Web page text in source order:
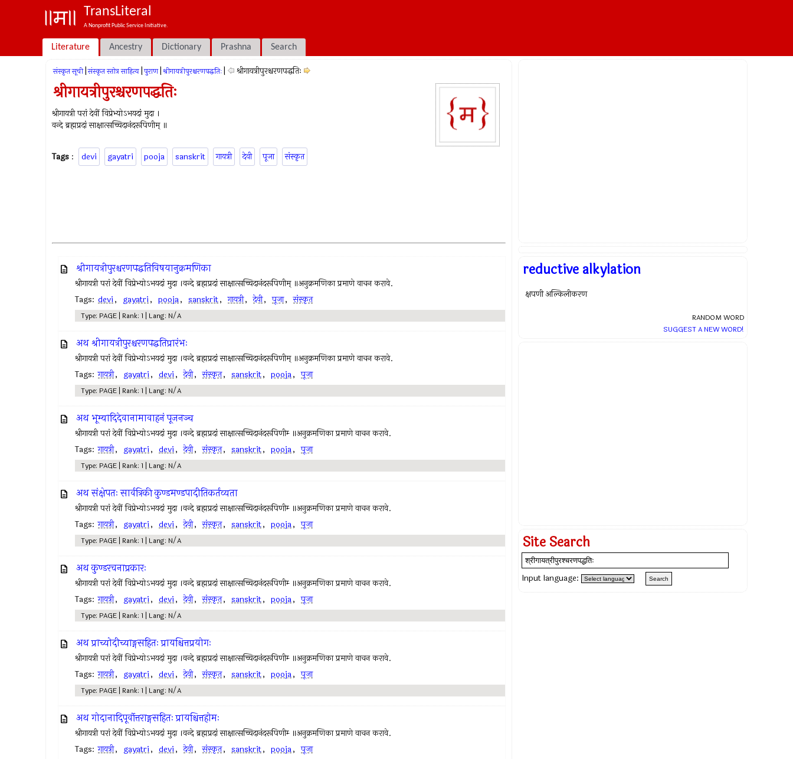
TransLiteral
A Nonprofit Public Service Initiative.
Literature Ancestry Dictionary Prashna Search
संस्कृत सूची संस्कृत स्तोत्र साहित्य पुराण श्रीगायत्रीपुरश्चरणपद्धतिः श्रीगायत्रीपुरश्चरणपद्धतिः
श्रीगायत्रीपुरश्चरणपद्धतिः
श्रीगायत्री परां देवीं विप्रेभ्योऽभयदां मुदा ।
वन्दे ब्रह्मप्रदां साक्षात्सच्चिदानंदरूपिणीम् ॥
Tags : devi gayatri pooja sanskrit गायत्री देवी पूजा संस्कृत
श्रीगायत्रीपुरश्चरणपद्धतिविषयानुक्रमणिका
श्रीगायत्री परां देवीं विप्रेभ्योऽभयदां मुदा ।वन्दे ब्रह्मप्रदां साक्षात्सच्चिदानंदरूपिणीम् ॥अनुक्रमणिका प्रमाणे वाचन करावे.
Tags: devi, gayatri, pooja, sanskrit, गायत्री, देवी, पूजा, संस्कृत
Type: PAGE | Rank: 1 | Lang: N/A
अथ श्रीगायत्रीपुरश्चरणपद्धतिप्रारंभः
श्रीगायत्री परां देवीं विप्रेभ्योऽभयदां मुदा ।वन्दे ब्रह्मप्रदां साक्षात्सच्चिदानंदरूपिणीम् ॥अनुक्रमणिका प्रमाणे वाचन करावे.
Tags: गायत्री, gayatri, devi, देवी, संस्कृत, sanskrit, pooja, पूजा
Type: PAGE | Rank: 1 | Lang: N/A
अथ भूम्यादिदेवानामावाहनं पूजनञ्च
श्रीगायत्री परां देवीं विप्रेभ्योऽभयदां मुदा ।वन्दे ब्रह्मप्रदां साक्षात्सच्चिदानंदरूपिणीम्‍ ॥अनुक्रमणिका प्रमाणे वाचन करावे.
Tags: गायत्री, gayatri, devi, देवी, संस्कृत, sanskrit, pooja, पूजा
Type: PAGE | Rank: 1 | Lang: N/A
अथ संक्षेपतः सार्वत्रिकी कुण्डमण्डपादीतिकर्तव्यता
श्रीगायत्री परां देवीं विप्रेभ्योऽभयदां मुदा ।वन्दे ब्रह्मप्रदां साक्षात्सच्चिदानंदरूपिणीम्‍ ॥अनुक्रमणिका प्रमाणे वाचन करावे.
Tags: गायत्री, gayatri, devi, देवी, संस्कृत, sanskrit, pooja, पूजा
Type: PAGE | Rank: 1 | Lang: N/A
अथ कुण्डरचनाप्रकारः
श्रीगायत्री परां देवीं विप्रेभ्योऽभयदां मुदा ।वन्दे ब्रह्मप्रदां साक्षात्सच्चिदानंदरूपिणीम्‍ ॥अनुक्रमणिका प्रमाणे वाचन करावे.
Tags: गायत्री, gayatri, devi, देवी, संस्कृत, sanskrit, pooja, पूजा
Type: PAGE | Rank: 1 | Lang: N/A
अथ प्राच्योदीच्याङ्गसहितः प्रायश्चित्तप्रयोगः
श्रीगायत्री परां देवीं विप्रेभ्योऽभयदां मुदा ।वन्दे ब्रह्मप्रदां साक्षात्सच्चिदानंदरूपिणीम्‍ ॥अनुक्रमणिका प्रमाणे वाचन करावे.
Tags: गायत्री, gayatri, devi, देवी, संस्कृत, sanskrit, pooja, पूजा
Type: PAGE | Rank: 1 | Lang: N/A
अथ गोदानादिपूर्वोत्तराङ्गसहितः प्रायश्चित्तहोमः
श्रीगायत्री परां देवीं विप्रेभ्योऽभयदां मुदा ।वन्दे ब्रह्मप्रदां साक्षात्सच्चिदानंदरूपिणीम्‍ ॥अनुक्रमणिका प्रमाणे वाचन करावे.
Tags: गायत्री, gayatri, devi, देवी, संस्कृत, sanskrit, pooja, पूजा
reductive alkylation
क्षपणी अल्किलीकरण
RANDOM WORD
SUGGEST A NEW WORD!
Site Search
Input language: